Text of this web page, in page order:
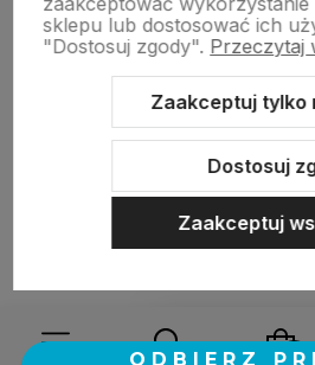
Sklep internetowy Shoper.pl
sklepu lub dostosować ich
"Dostosuj zgody". Przeczytaj
Zaakceptuj tylko
Dostosuj
Zaakceptuj